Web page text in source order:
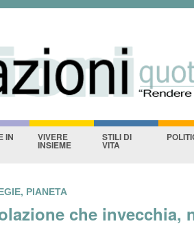
IN VIVERE
INSIEME
STILI DI
VITA
PIANETA
che invecchia,